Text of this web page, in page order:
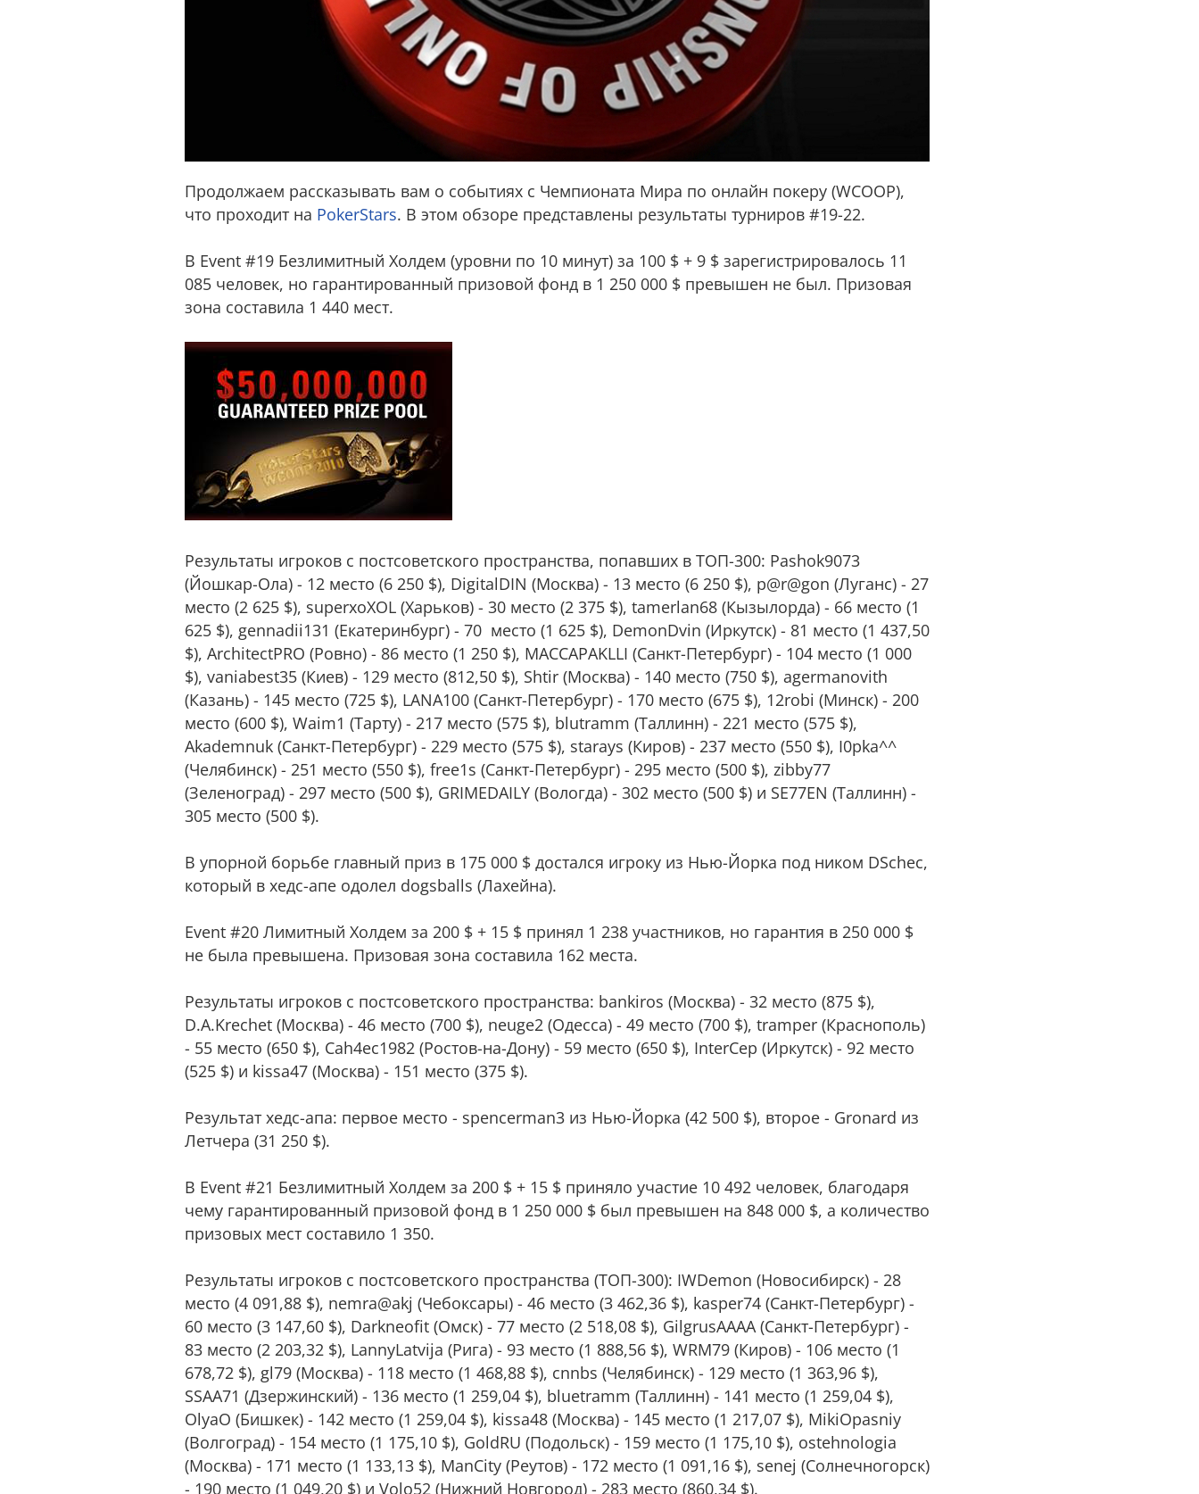
Продолжаем рассказывать вам о событиях с Чемпионата Мира по онлайн покеру (WCOOP),
что проходит на PokerStars. В этом обзоре представлены результаты турниров #19-22.
В Event #19 Безлимитный Холдем (уровни по 10 минут) за 100 $ + 9 $ зарегистрировалось 11
085 человек, но гарантированный призовой фонд в 1 250 000 $ превышен не был. Призовая
зона составила 1 440 мест.
Результаты игроков с постсоветского пространства, попавших в ТОП-300: Pashok9073
(Йошкар-Ола) - 12 место (6 250 $), DigitalDIN (Москва) - 13 место (6 250 $), p@r@gon (Луганс) - 27
место (2 625 $), superxoXOL (Харьков) - 30 место (2 375 $), tamerlan68 (Кызылорда) - 66 место (1
625 $), gennadii131 (Екатеринбург) - 70 место (1 625 $), DemonDvin (Иркутск) - 81 место (1 437,50
$), ArchitectPRO (Ровно) - 86 место (1 250 $), MACCAPAKLLI (Санкт-Петербург) - 104 место (1 000
$), vaniabest35 (Киев) - 129 место (812,50 $), Shtir (Москва) - 140 место (750 $), agermanovith
(Казань) - 145 место (725 $), LANA100 (Санкт-Петербург) - 170 место (675 $), 12robi (Минск) - 200
место (600 $), Waim1 (Тарту) - 217 место (575 $), blutramm (Таллинн) - 221 место (575 $),
Akademnuk (Санкт-Петербург) - 229 место (575 $), starays (Киров) - 237 место (550 $), I0pka^^
(Челябинск) - 251 место (550 $), free1s (Санкт-Петербург) - 295 место (500 $), zibby77
(Зеленоград) - 297 место (500 $), GRIMEDAILY (Вологда) - 302 место (500 $) и SE77EN (Таллинн) -
305 место (500 $).
В упорной борьбе главный приз в 175 000 $ достался игроку из Нью-Йорка под ником DSchec,
который в хедс-апе одолел dogsballs (Лахейна).
Event #20 Лимитный Холдем за 200 $ + 15 $ принял 1 238 участников, но гарантия в 250 000 $
не была превышена. Призовая зона составила 162 места.
Результаты игроков с постсоветского пространства: bankiros (Москва) - 32 место (875 $),
D.A.Krechet (Москва) - 46 место (700 $), neuge2 (Одесса) - 49 место (700 $), tramper (Краснополь)
- 55 место (650 $), Cah4ec1982 (Ростов-на-Дону) - 59 место (650 $), InterCep (Иркутск) - 92 место
(525 $) и kissa47 (Москва) - 151 место (375 $).
Результат хедс-апа: первое место - spencerman3 из Нью-Йорка (42 500 $), второе - Gronard из
Летчера (31 250 $).
В Event #21 Безлимитный Холдем за 200 $ + 15 $ приняло участие 10 492 человек, благодаря
чему гарантированный призовой фонд в 1 250 000 $ был превышен на 848 000 $, а количество
призовых мест составило 1 350.
Результаты игроков с постсоветского пространства (ТОП-300): IWDemon (Новосибирск) - 28
место (4 091,88 $), nemra@akj (Чебоксары) - 46 место (3 462,36 $), kasper74 (Санкт-Петербург) -
60 место (3 147,60 $), Darkneofit (Омск) - 77 место (2 518,08 $), GilgrusAAAA (Санкт-Петербург) -
83 место (2 203,32 $), LannyLatvija (Рига) - 93 место (1 888,56 $), WRM79 (Киров) - 106 место (1
678,72 $), gl79 (Москва) - 118 место (1 468,88 $), cnnbs (Челябинск) - 129 место (1 363,96 $),
SSAA71 (Дзержинский) - 136 место (1 259,04 $), bluetramm (Таллинн) - 141 место (1 259,04 $),
OlyaO (Бишкек) - 142 место (1 259,04 $), kissa48 (Москва) - 145 место (1 217,07 $), MikiOpasniy
(Волгоград) - 154 место (1 175,10 $), GoldRU (Подольск) - 159 место (1 175,10 $), ostehnologia
(Москва) - 171 место (1 133,13 $), ManCity (Реутов) - 172 место (1 091,16 $), senej (Солнечногорск)
- 190 место (1 049,20 $) и Volo52 (Нижний Новгород) - 283 место (860,34 $).